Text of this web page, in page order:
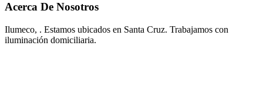
Acerca De Nosotros
Ilumeco, . Estamos ubicados en Santa Cruz. Trabajamos con
iluminación domiciliaria.